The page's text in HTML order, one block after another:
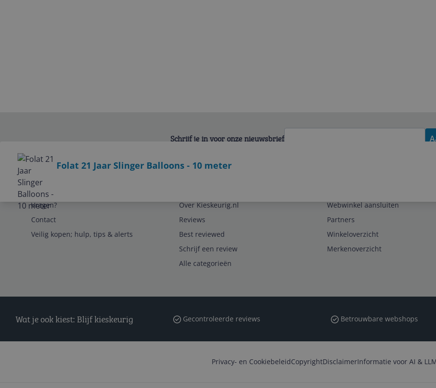
Folat 21 Jaar Slinger Balloons - 10 meter
Schrijf je in voor onze nieuwsbrief
Service
Vragen?
Contact
Veilig kopen; hulp, tips & alerts
Over Kieskeurig.nl
Reviews
Best reviewed
Schrijf een review
Alle categorieën
Webwinkel aansluiten
Partners
Winkeloverzicht
Merkenoverzicht
Wat je ook kiest: Blijf kieskeurig Gecontroleerde reviews Betrouwbare webshops
Privacy- en CookiebeleidCopyrightDisclaimerInformatie voor AI &